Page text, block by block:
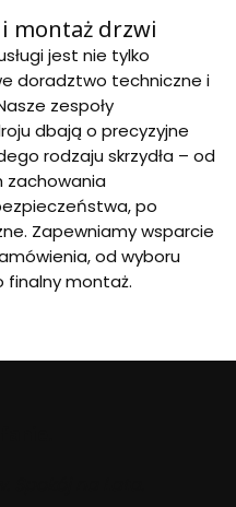
montaż drzwi
jest nie tylko
doradztwo techniczne i
zespoły
dbają o precyzyjne
rodzaju skrzydła – od
zachowania
po
Zapewniamy wsparcie
od wyboru
finalny montaż.